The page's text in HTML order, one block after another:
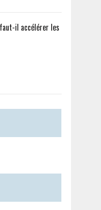
il accélérer les